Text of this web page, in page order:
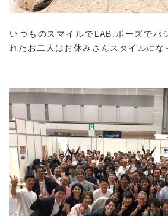
いつものスマイルでLAB.ポーズでパ
れたお二人はお休みさんスタイルにな